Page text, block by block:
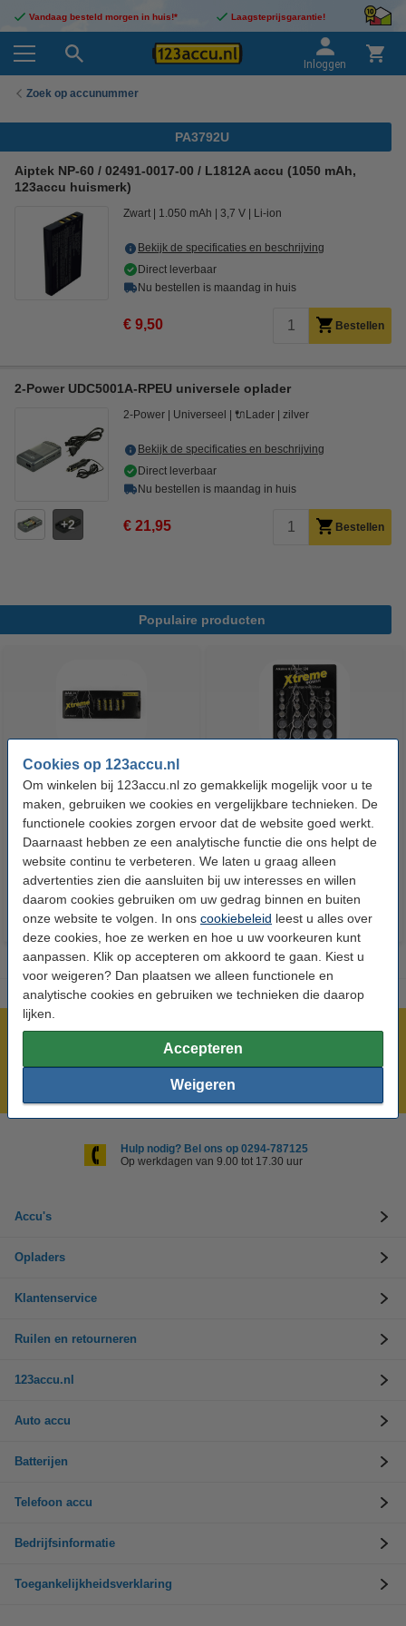
Cookies op 123accu.nl
Om winkelen bij 123accu.nl zo gemakkelijk mogelijk voor u te
maken, gebruiken we cookies en vergelijkbare technieken. De
functionele cookies zorgen ervoor dat de website goed werkt.
Daarnaast hebben ze een analytische functie die ons helpt de
website continu te verbeteren. We laten u graag alleen
advertenties zien die aansluiten bij uw interesses en willen
daarom cookies gebruiken om uw gedrag binnen en buiten
onze website te volgen. In ons cookiebeleid leest u alles over
deze cookies, hoe ze werken en hoe u uw voorkeuren kunt
aanpassen. Klik op accepteren om akkoord te gaan. Kiest u
voor weigeren? Dan plaatsen we alleen functionele en
analytische cookies en gebruiken we technieken die daarop
lijken.
Accepteren
Weigeren
Vandaag besteld morgen in huis!* Laagsteprijsgarantie!
Inloggen
Zoek op accunummer
PA3792U
Aiptek NP-60 / 02491-0017-00 / L1812A accu (1050 mAh,
123accu huismerk)
Zwart 1.050 mAh 3,7 V Li-ion
Bekijk de specificaties en beschrijving
Direct leverbaar
Nu bestellen is maandag in huis
€ 9,50 Bestellen
2-Power UDC5001A-RPEU universele oplader
2
2-Power Universeel 🔌Lader zilver
Bekijk de specificaties en beschrijving
Direct leverbaar
Nu bestellen is maandag in huis
€ 21,95 Bestellen
Populaire producten
123accu Xtreme Power AAA /
MN2400 / LR03 alkaline batterij
24 stuks
€ 14,50 € 13,05
Inclusief 21%
BTW
123accu Xtreme Power
knoopcellen multipack
€ 5,95 Inclusief 21% BTW
Meer dan 5 miljoen klanten!
Voor 23.59 uur besteld, morgen in huis!
Hulp nodig? Bel ons op 0294-787125
Op werkdagen van 9.00 tot 17.30 uur
Accu's
Opladers
Klantenservice
Ruilen en retourneren
123accu.nl
Auto accu
Batterijen
Telefoon accu
Bedrijfsinformatie
Toegankelijkheidsverklaring